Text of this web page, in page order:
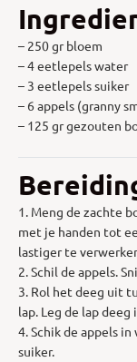
– 250 gr bloem
– 4 eetlepels water
– 3 eetlepels suiker
– 6 appels (granny
– 125 gr gezouten
1. Meng de zachte
met je handen tot
lastiger te
2. Schil de appels.
3. Rol het deeg uit
lap. Leg de lap
4. Schik de appels
suiker.